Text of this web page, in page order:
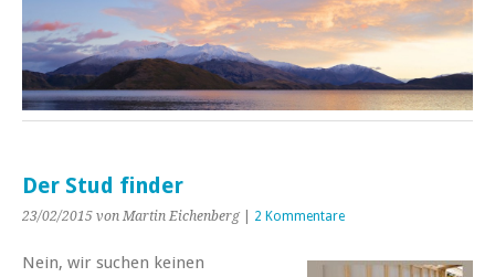
Der Stud finder
23/02/2015 von Martin Eichenberg 2 Kommentare
Nein, wir suchen keinen